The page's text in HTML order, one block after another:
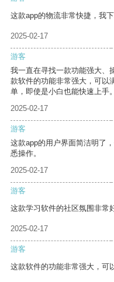
这款app的物流非常快捷，我
2025-02-17
游客
我一直在寻找一款功能强大、
款软件的功能非常强大，可以
单，即使是小白也能快速上手。
2025-02-17
游客
这款app的用户界面简洁明了
悉操作。
2025-02-17
游客
这款学习软件的社区氛围非常
2025-02-17
游客
这款软件的功能非常强大，可